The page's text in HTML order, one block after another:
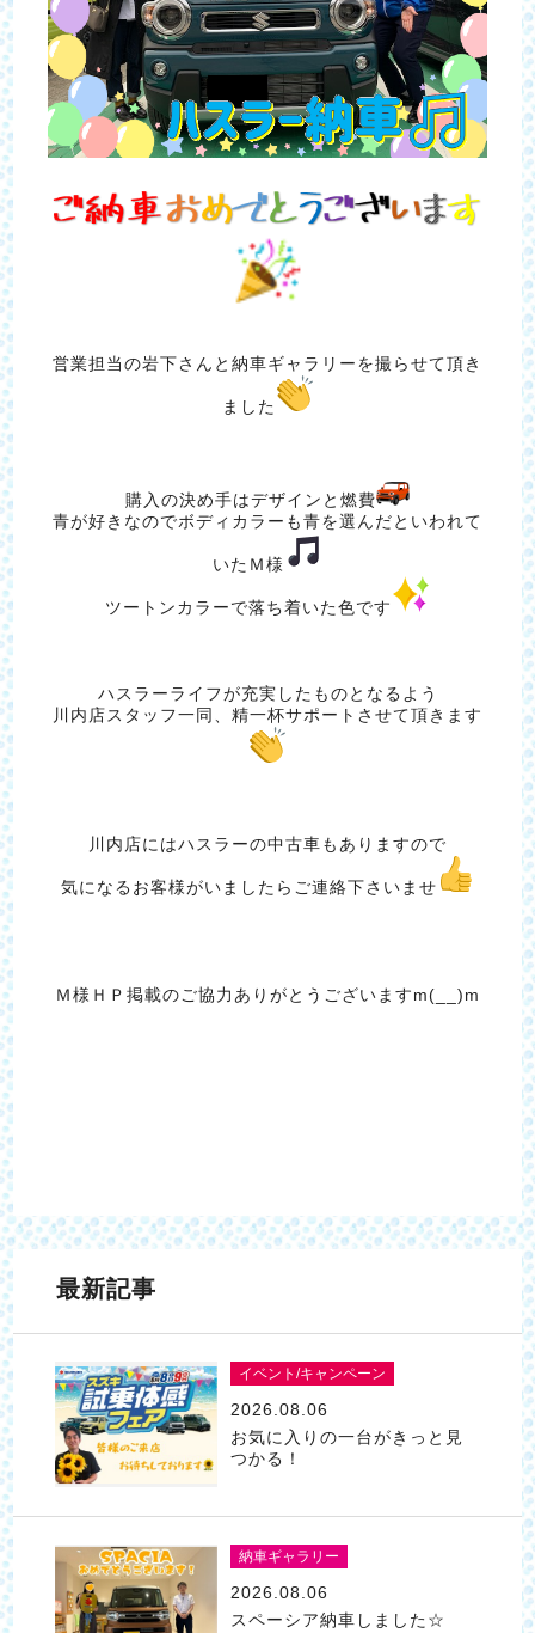
営業担当の岩下さんと納車ギャラリーを撮らせて頂き
ました
購入の決め手はデザインと燃費
青が好きなのでボディカラーも青を選んだといわれて
いたＭ様
ツートンカラーで落ち着いた色です
ハスラーライフが充実したものとなるよう
川内店スタッフ一同、精一杯サポートさせて頂きます
川内店にはハスラーの中古車もありますので
気になるお客様がいましたらご連絡下さいませ
Ｍ様ＨＰ掲載のご協力ありがとうございますm(__)m
最新記事
イベント/キャンペーン
2026.08.06
お気に入りの一台がきっと見
つかる！
納車ギャラリー
2026.08.06
スペーシア納車しました☆